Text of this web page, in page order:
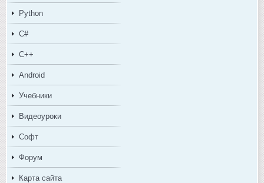
Python
C#
C++
Android
Учебники
Видеоуроки
Софт
Форум
Карта сайта